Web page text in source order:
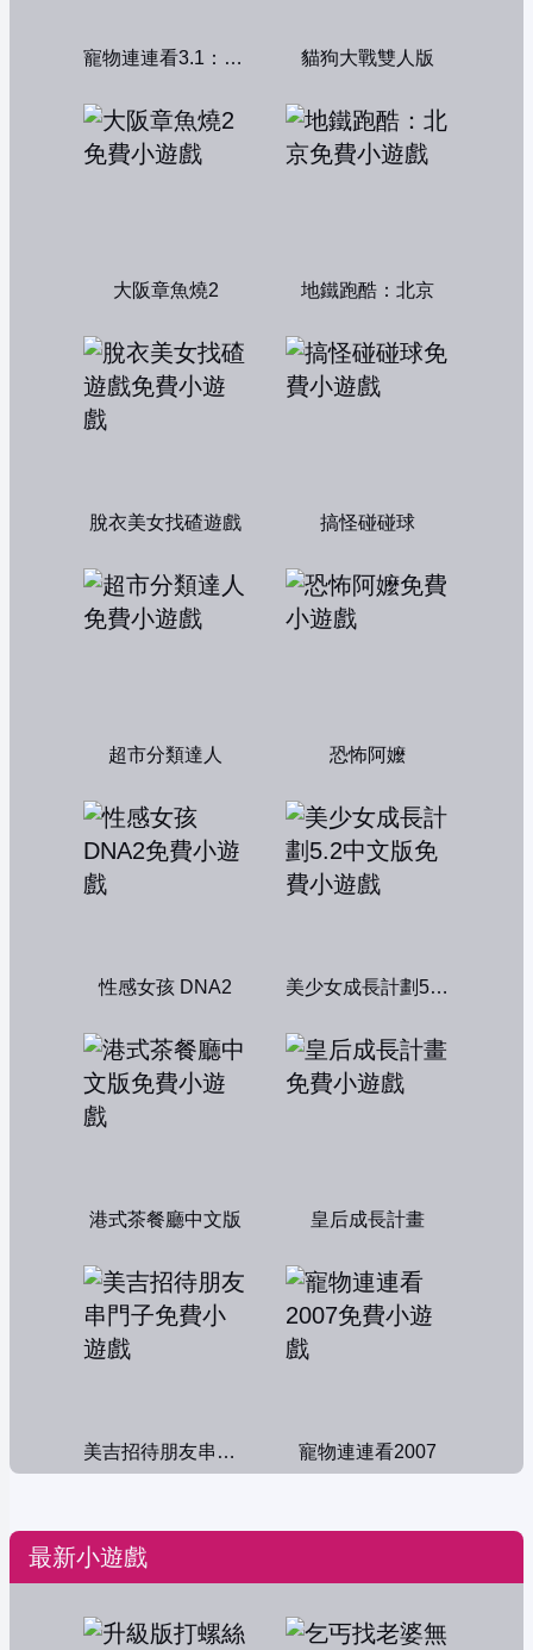
寵物連連看3.1：共享版 貓狗大戰雙人版
大阪章魚燒2 地鐵跑酷：北京
脫衣美女找碴遊戲 搞怪碰碰球
超市分類達人 恐怖阿嬤
性感女孩 DNA2 美少女成長計劃5.2中文版
港式茶餐廳中文版 皇后成長計畫
美吉招待朋友串門子 寵物連連看2007
最新小遊戲